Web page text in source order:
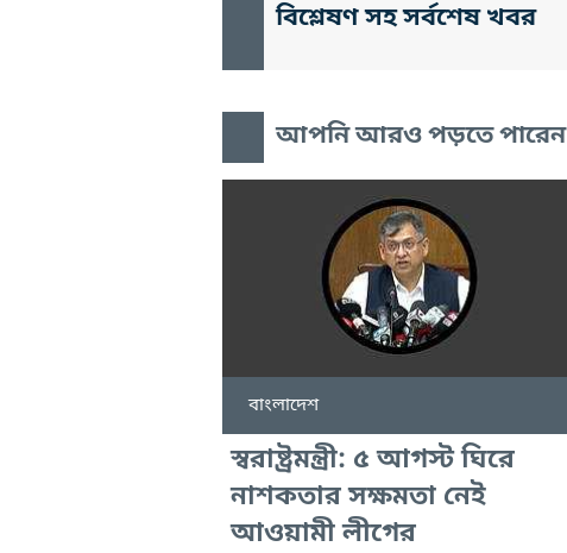
বিশ্লেষণ সহ সর্বশেষ খবর
আপনি আরও পড়তে পারেন
বাংলাদেশ
স্বরাষ্ট্রমন্ত্রী: ৫ আগস্ট ঘিরে
নাশকতার সক্ষমতা নেই
আওয়ামী লীগের